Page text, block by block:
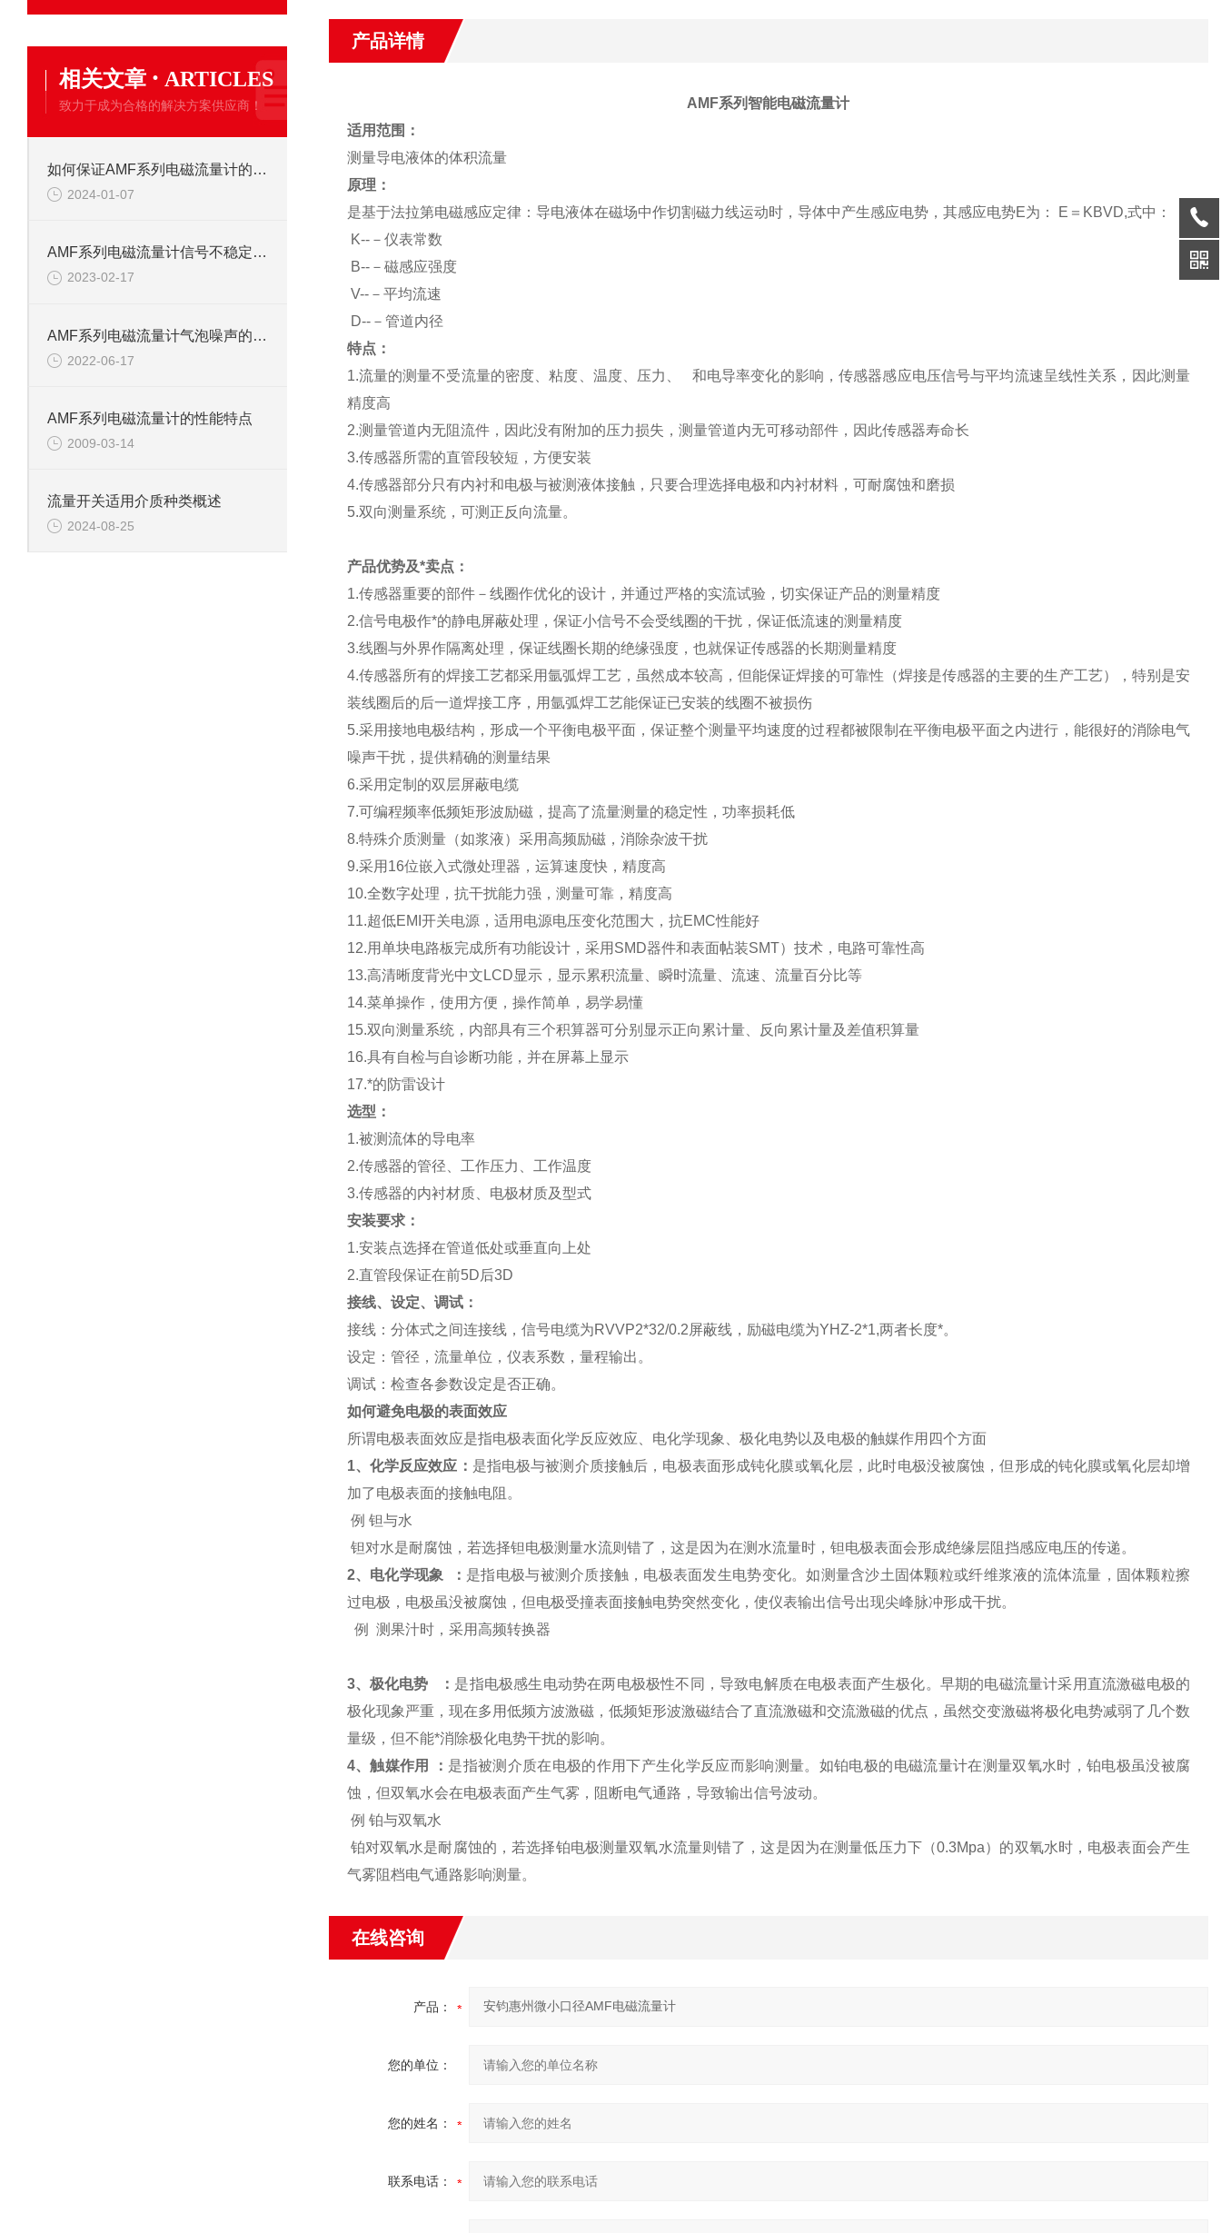
相关文章 · ARTICLES
致力于成为合格的解决方案供应商！
如何保证AMF系列电磁流量计的测量精度
2024-01-07
AMF系列电磁流量计信号不稳定三大原因
2023-02-17
AMF系列电磁流量计气泡噪声的解决方法
2022-06-17
AMF系列电磁流量计的性能特点
2009-03-14
流量开关适用介质种类概述
2024-08-25
产品详情
AMF系列智能电磁流量计
适用范围：
测量导电液体的体积流量
原理：
是基于法拉第电磁感应定律：导电液体在磁场中作切割磁力线运动时，导体中产生感应电势，其感应电势E为： E＝KBVD,式中：
K--－仪表常数
B--－磁感应强度
V--－平均流速
D--－管道内径
特点：
1.流量的测量不受流量的密度、粘度、温度、压力、 和电导率变化的影响，传感器感应电压信号与平均流速呈线性关系，因此测量
精度高
2.测量管道内无阻流件，因此没有附加的压力损失，测量管道内无可移动部件，因此传感器寿命长
3.传感器所需的直管段较短，方便安装
4.传感器部分只有内衬和电极与被测液体接触，只要合理选择电极和内衬材料，可耐腐蚀和磨损
5.双向测量系统，可测正反向流量。
产品优势及*卖点：
1.传感器重要的部件－线圈作优化的设计，并通过严格的实流试验，切实保证产品的测量精度
2.信号电极作*的静电屏蔽处理，保证小信号不会受线圈的干扰，保证低流速的测量精度
3.线圈与外界作隔离处理，保证线圈长期的绝缘强度，也就保证传感器的长期测量精度
4.传感器所有的焊接工艺都采用氩弧焊工艺，虽然成本较高，但能保证焊接的可靠性（焊接是传感器的主要的生产工艺），特别是安
装线圈后的后一道焊接工序，用氩弧焊工艺能保证已安装的线圈不被损伤
5.采用接地电极结构，形成一个平衡电极平面，保证整个测量平均速度的过程都被限制在平衡电极平面之内进行，能很好的消除电气
噪声干扰，提供精确的测量结果
6.采用定制的双层屏蔽电缆
7.可编程频率低频矩形波励磁，提高了流量测量的稳定性，功率损耗低
8.特殊介质测量（如浆液）采用高频励磁，消除杂波干扰
9.采用16位嵌入式微处理器，运算速度快，精度高
10.全数字处理，抗干扰能力强，测量可靠，精度高
11.超低EMI开关电源，适用电源电压变化范围大，抗EMC性能好
12.用单块电路板完成所有功能设计，采用SMD器件和表面帖装SMT）技术，电路可靠性高
13.高清晰度背光中文LCD显示，显示累积流量、瞬时流量、流速、流量百分比等
14.菜单操作，使用方便，操作简单，易学易懂
15.双向测量系统，内部具有三个积算器可分别显示正向累计量、反向累计量及差值积算量
16.具有自检与自诊断功能，并在屏幕上显示
17.*的防雷设计
选型：
1.被测流体的导电率
2.传感器的管径、工作压力、工作温度
3.传感器的内衬材质、电极材质及型式
安装要求：
1.安装点选择在管道低处或垂直向上处
2.直管段保证在前5D后3D
接线、设定、调试：
接线：分体式之间连接线，信号电缆为RVVP2*32/0.2屏蔽线，励磁电缆为YHZ-2*1,两者长度*。
设定：管径，流量单位，仪表系数，量程输出。
调试：检查各参数设定是否正确。
如何避免电极的表面效应
所谓电极表面效应是指电极表面化学反应效应、电化学现象、极化电势以及电极的触媒作用四个方面
1、化学反应效应： 是指电极与被测介质接触后，电极表面形成钝化膜或氧化层，此时电极没被腐蚀，但形成的钝化膜或氧化层却增
加了电极表面的接触电阻。
例 钽与水
钽对水是耐腐蚀，若选择钽电极测量水流则错了，这是因为在测水流量时，钽电极表面会形成绝缘层阻挡感应电压的传递。
2、电化学现象 ： 是指电极与被测介质接触，电极表面发生电势变化。如测量含沙土固体颗粒或纤维浆液的流体流量，固体颗粒擦
过电极，电极虽没被腐蚀，但电极受撞表面接触电势突然变化，使仪表输出信号出现尖峰脉冲形成干扰。
例 测果汁时，采用高频转换器
3、极化电势 ： 是指电极感生电动势在两电极极性不同，导致电解质在电极表面产生极化。早期的电磁流量计采用直流激磁电极的
极化现象严重，现在多用低频方波激磁，低频矩形波激磁结合了直流激磁和交流激磁的优点，虽然交变激磁将极化电势减弱了几个数
量级，但不能*消除极化电势干扰的影响。
4、触媒作用 ： 是指被测介质在电极的作用下产生化学反应而影响测量。如铂电极的电磁流量计在测量双氧水时，铂电极虽没被腐
蚀，但双氧水会在电极表面产生气雾，阻断电气通路，导致输出信号波动。
例 铂与双氧水
铂对双氧水是耐腐蚀的，若选择铂电极测量双氧水流量则错了，这是因为在测量低压力下（0.3Mpa）的双氧水时，电极表面会产生
气雾阻档电气通路影响测量。
在线咨询
产品：
您的单位：
您的姓名：
联系电话：